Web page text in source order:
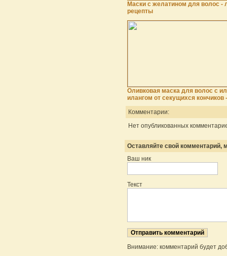
Маски с желатином для волос -
рецепты
Оливковая маска для волос с
илангом от секущихся кончиков
Комментарии:
Нет опубликованных
Оставляйте свой комментарий,
Ваш ник
Текст
Внимание: комментарий будет